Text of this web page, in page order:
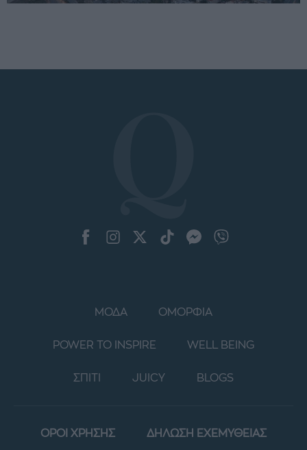
ΜΟΔΑ ΟΜΟΡΦΙΑ
POWER TO INSPIRE WELL BEING
ΣΠΙΤΙ JUICY BLOGS
ΟΡΟΙ ΧΡΗΣΗΣ ΔΗΛΩΣΗ ΕΧΕΜΥΘΕΙΑΣ